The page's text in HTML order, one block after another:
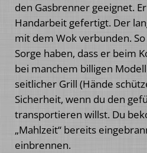
den Gasbrenner geeignet.
Handarbeit gefertigt. Der
mit dem Wok verbunden.
Sorge haben, dass er beim
bei manchem billigen
seitlicher Grill (Hände
Sicherheit, wenn du den
transportieren willst. Du
„Mahlzeit“ bereits
einbrennen.